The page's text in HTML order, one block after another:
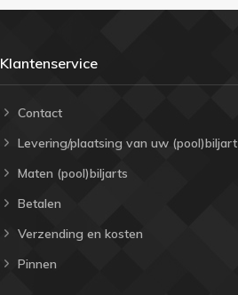
Klantenservice
Contact
Levering/plaatsing van uw (pool)biljart
Maten (pool)biljarts
Betalen
Verzending en kosten
Pinnen